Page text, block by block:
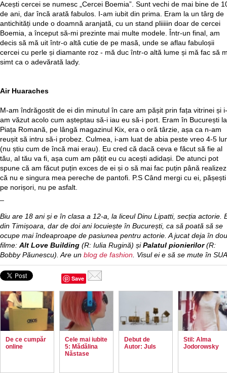
Acești cercei se numesc „Cercei Boemia”. Sunt vechi de mai bine de
de ani, dar încă arată fabulos. I-am iubit din prima. Eram la un târg de
antichități unde o doamnă aranjată, cu un stand pliiiiin doar de cercei
Boemia, a început să-mi prezinte mai multe modele. Într-un final, am
decis să mă uit într-o altă cutie de pe masă, unde se aflau fabuloșii
cercei cu perle și diamante roz - mă duc într-o altă lume și mă fac să
simt ca o adevărată lady.
Air Huaraches
M-am îndrăgostit de ei din minutul în care am pășit prin fața vitrinei și i-
am văzut acolo cum așteptau să-i iau eu să-i port. Eram în București la
Piața Romană, pe lângă magazinul Kix, era o oră târzie, așa ca n-am
reușit să intru să-i probez. Culmea, i-am luat de abia peste vreo 4-5
(nu știu cum de încă mai erau). Eu cred că dacă ceva e făcut să fie al
tău, al tău va fi, așa cum am pățit eu cu acești adidași. De atunci pot
spune că am făcut puțin exces de ei și o să mai fac puțin până realizez
că nu e singura mea pereche de pantofi. P.S Când mergi cu ei, pășești
pe norișori, nu pe asfalt.
Biu are 18 ani și e în clasa a 12-a, la liceul Dinu Lipatti, secția actorie.
din Timișoara, dar de doi ani locuiește în București, ca să poată să se
ocupe mai îndeaproape de pasiunea pentru actorie. A jucat deja în
filme: Alt Love Building (R: Iulia Rugină) și Palatul pionierilor(R:
Bobby Păunescu). Are un blog de fashion. Visul ei e să se mute în
Save
De ce cumpăr
online
Cele mai iubite
5: Mădălina
Năstase
Debut de
Autor: Juls
Stil: Alma
Jodorowsky